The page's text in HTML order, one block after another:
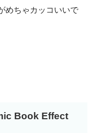
めちゃカッコいいで
Book Effect